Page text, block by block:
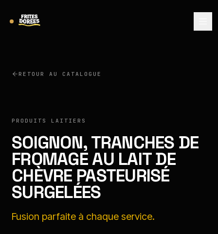
RETOUR AU CATALOGUE
PRODUITS LAITIERS
SOIGNON, TRANCHES DE
FROMAGE AU LAIT DE
CHÈVRE PASTEURISÉ
SURGELÉES
Fusion parfaite à chaque service.